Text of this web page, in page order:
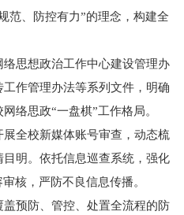
范、防控有力”的理念，构建全
思想政治工作中心建设管理办
作管理办法等系列文件，明确
络思政“一盘棋”工作格局。
全校新媒体账号审查，动态梳
明。依托信息巡查系统，强化
核，严防不良信息传播。
预防、管控、处置全流程的防